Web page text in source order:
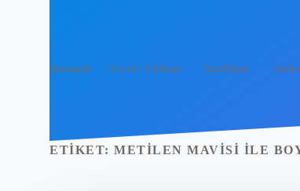
Anasayfa Gizlilik Politikası Yasal Uyarı
ETIKET: METILEN MAVISI ILE